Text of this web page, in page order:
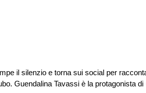
il silenzio e torna sui social per
Guendalina Tavassi è la protagonista